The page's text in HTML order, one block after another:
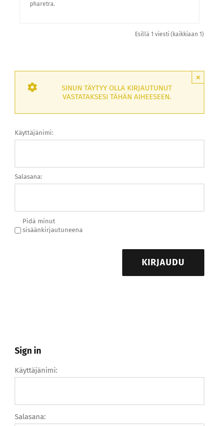
pharetra.
Esillä 1 viesti (kaikkiaan 1)
×
SINUN TÄYTYY OLLA KIRJAUTUNUT
VASTATAKSESI TÄHÄN AIHEESEEN.
Käyttäjänimi:
Salasana:
Pidä minut
sisäänkirjautuneena
KIRJAUDU
Sign in
Käyttäjänimi:
Salasana: